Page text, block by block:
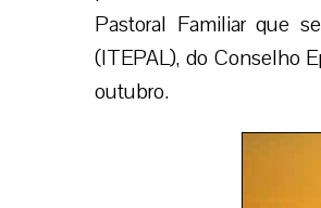
Pastoral Familiar que
(ITEPAL), do Conselho
outubro.